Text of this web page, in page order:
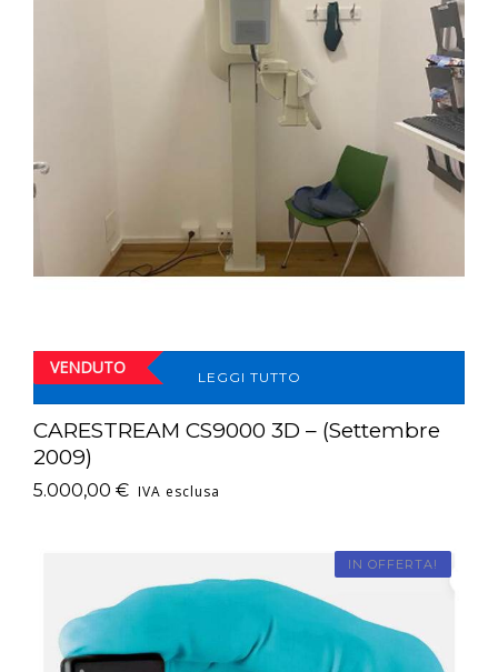
VENDUTO LEGGI TUTTO
CARESTREAM CS9000 3D – (Settembre
2009)
5.000,00 € IVA esclusa
IN OFFERTA!